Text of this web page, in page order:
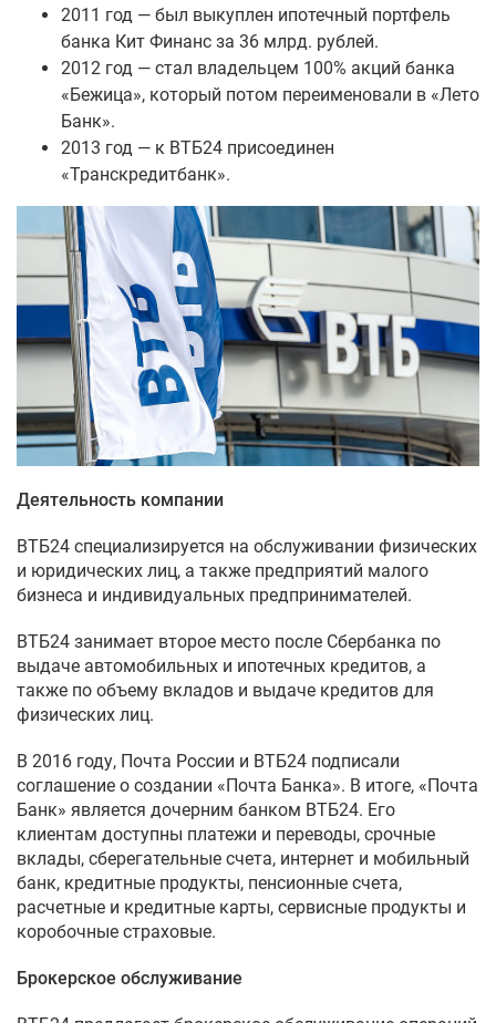
2011 год — был выкуплен ипотечный портфель
банка Кит Финанс за 36 млрд. рублей.
2012 год — стал владельцем 100% акций банка
«Бежица», который потом переименовали в «Лето
Банк».
2013 год — к ВТБ24 присоединен
«Транскредитбанк».
Деятельность компании
ВТБ24 специализируется на обслуживании физических
и юридических лиц, а также предприятий малого
бизнеса и индивидуальных предпринимателей.
ВТБ24 занимает второе место после Сбербанка по
выдаче автомобильных и ипотечных кредитов, а
также по объему вкладов и выдаче кредитов для
физических лиц.
В 2016 году, Почта России и ВТБ24 подписали
соглашение о создании «Почта Банка». В итоге, «Почта
Банк» является дочерним банком ВТБ24. Его
клиентам доступны платежи и переводы, срочные
вклады, сберегательные счета, интернет и мобильный
банк, кредитные продукты, пенсионные счета,
расчетные и кредитные карты, сервисные продукты и
коробочные страховые.
Брокерское обслуживание